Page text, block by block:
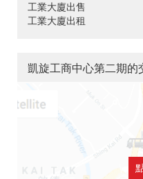
工業大廈出售
工業大廈出租
凱旋工商中心第二期的